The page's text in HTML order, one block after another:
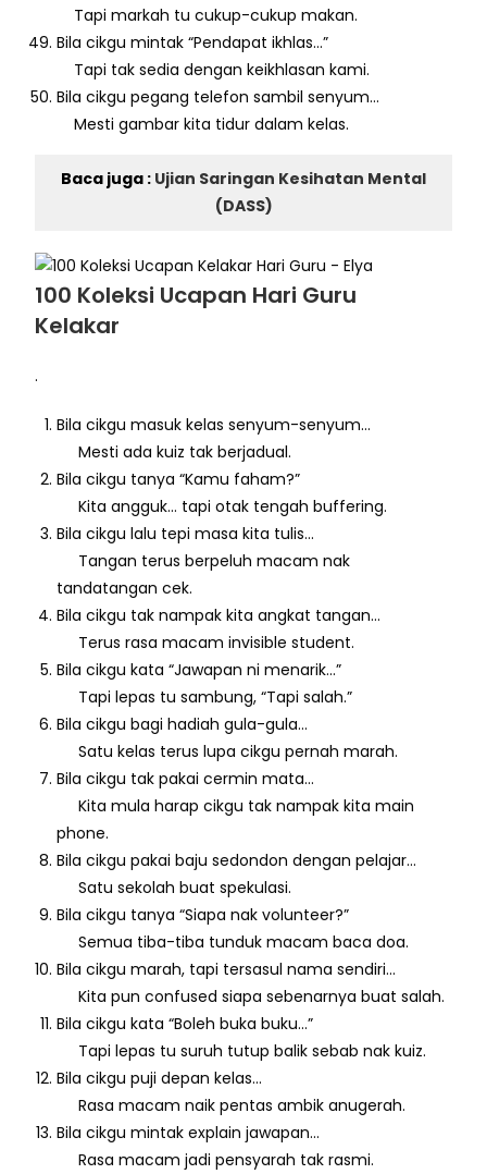
Tapi markah tu cukup-cukup makan.
Bila cikgu mintak “Pendapat ikhlas…”
Tapi tak sedia dengan keikhlasan kami.
Bila cikgu pegang telefon sambil senyum…
Mesti gambar kita tidur dalam kelas.
Baca juga : Ujian Saringan Kesihatan Mental
(DASS)
100 Koleksi Ucapan Hari Guru
Kelakar
.
Bila cikgu masuk kelas senyum-senyum…
Mesti ada kuiz tak berjadual.
Bila cikgu tanya “Kamu faham?”
Kita angguk… tapi otak tengah buffering.
Bila cikgu lalu tepi masa kita tulis…
Tangan terus berpeluh macam nak
tandatangan cek.
Bila cikgu tak nampak kita angkat tangan…
Terus rasa macam invisible student.
Bila cikgu kata “Jawapan ni menarik…”
Tapi lepas tu sambung, “Tapi salah.”
Bila cikgu bagi hadiah gula-gula…
Satu kelas terus lupa cikgu pernah marah.
Bila cikgu tak pakai cermin mata…
Kita mula harap cikgu tak nampak kita main
phone.
Bila cikgu pakai baju sedondon dengan pelajar…
Satu sekolah buat spekulasi.
Bila cikgu tanya “Siapa nak volunteer?”
Semua tiba-tiba tunduk macam baca doa.
Bila cikgu marah, tapi tersasul nama sendiri…
Kita pun confused siapa sebenarnya buat salah.
Bila cikgu kata “Boleh buka buku…”
Tapi lepas tu suruh tutup balik sebab nak kuiz.
Bila cikgu puji depan kelas…
Rasa macam naik pentas ambik anugerah.
Bila cikgu mintak explain jawapan…
Rasa macam jadi pensyarah tak rasmi.